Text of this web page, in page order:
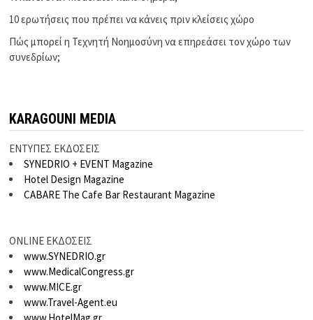
10 ερωτήσεις που πρέπει να κάνεις πριν κλείσεις χώρο
Πώς μπορεί η Τεχνητή Νοημοσύνη να επηρεάσει τον χώρο των
συνεδρίων;
KARAGOUNI MEDIA
ΕΝΤΥΠΕΣ ΕΚΔΟΣΕΙΣ
SYNEDRIO + EVENT Magazine
Hotel Design Magazine
CABARE The Cafe Bar Restaurant Magazine
ONLINE ΕΚΔΟΣΕΙΣ
www.SYNEDRIO.gr
www.MedicalCongress.gr
www.MICE.gr
www.Travel-Agent.eu